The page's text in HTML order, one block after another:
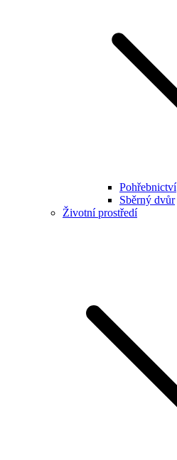
Pohřebnictví
Sběrný dvůr
Životní prostředí